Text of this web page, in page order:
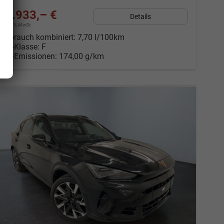
37.933,– €
incl. 19% MwSt.
Details
Verbrauch kombiniert: 7,70 l/100km
-Klasse: F
-Emissionen: 174,00 g/km